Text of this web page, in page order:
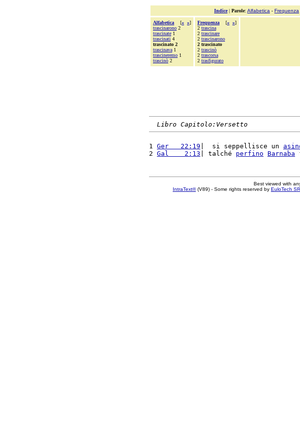
Indice| Parole: Alfabetica - Frequenza
Alfabetica [« »]
trascinarono 2
trascinate 1
trascinati 4
trascinato 2
trascinava 1
trascineremo 1
trascinò 2
Frequenza [« »]
2 trascina
2 trascinare
2 trascinarono
2 trascinato
2 trascinò
2 trascorsa
2 trasfigurato
Libro Capitolo:Versetto
1 Ger   22:19 |  si seppellisce un
2 Gal    2:13 | talché perfino Barnaba
Best viewed with
IntraText®(V89) - Some rights reserved by EuloTech